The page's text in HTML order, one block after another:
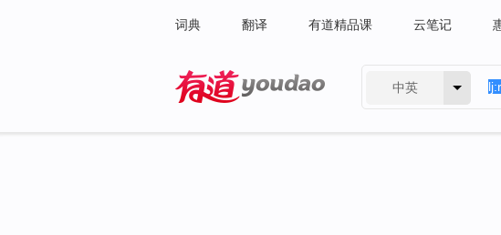
词典 翻译 有道精品课 云笔记
中英